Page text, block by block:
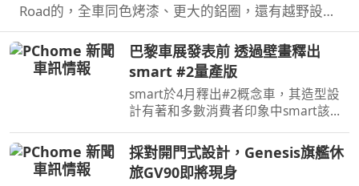
Road的，全車同色烤漆、更大的鋁圈，還有越野設
定，但這不表示Sahara的越野能力就比較弱，絕大多
數的越野路面Sahara還是可以輕鬆通過，但就跟標題
講的一樣…
巴黎車展發表前 透過壁畫釋出
smart #2量產版
smart於4月釋出#2概念車，其造型設
計有著和多數消費者印象中smart該有
的樣貌，同時也預告#2戶在巴黎車展亮
相，近日smart就透過壁畫公布#2量產
版樣貌。
採對開門式設計，Genesis旗艦休
旅GV90即將現身